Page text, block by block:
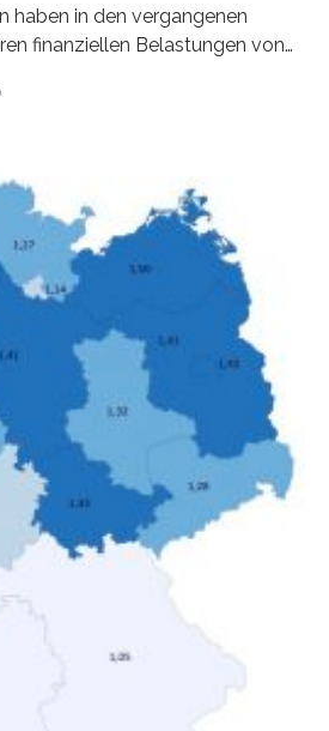
haben in den vergangenen
finanziellen Belastungen von
(BiB)
zwischen 1990 und 2020 für
sowie für in
Menschen und Zugewanderte
Während Personen mit
Quintil der Verteilung der
nur einen moderaten
am Gesamteinkommen
die Belastung bei